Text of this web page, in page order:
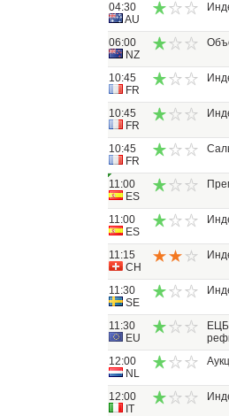
04:30
AU
06:00
NZ
10:45
FR
10:45
FR
10:45
FR
11:00
ES
11:00
ES
11:15
CH
11:30
SE
11:30
EU
ЕЦБ
12:00
NL
12:00
IT